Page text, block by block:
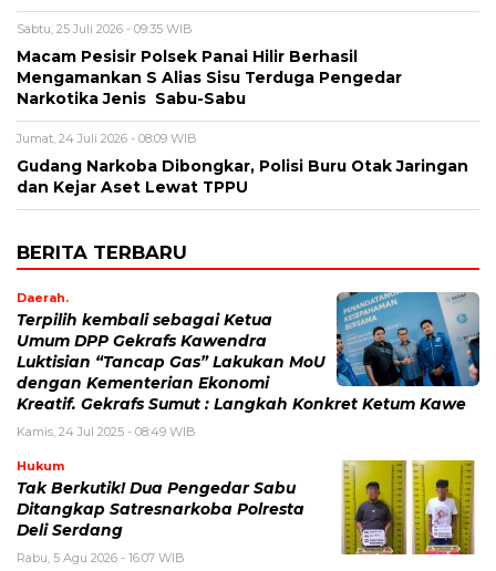
Sabtu, 25 Juli 2026 - 09:35 WIB
Macam Pesisir Polsek Panai Hilir Berhasil
Mengamankan S Alias Sisu Terduga Pengedar
Narkotika Jenis Sabu-Sabu
Jumat, 24 Juli 2026 - 08:09 WIB
Gudang Narkoba Dibongkar, Polisi Buru Otak Jaringan
dan Kejar Aset Lewat TPPU
BERITA TERBARU
Daerah.
Terpilih kembali sebagai Ketua
Umum DPP Gekrafs Kawendra
Luktisian “Tancap Gas” Lakukan MoU
dengan Kementerian Ekonomi
Kreatif. Gekrafs Sumut : Langkah Konkret Ketum Kawe
Kamis, 24 Jul 2025 - 08:49 WIB
Hukum
Tak Berkutik! Dua Pengedar Sabu
Ditangkap Satresnarkoba Polresta
Deli Serdang
Rabu, 5 Agu 2026 - 16:07 WIB